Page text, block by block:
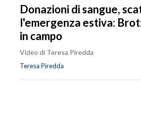
Donazioni di sangue,
l'emergenza estiva:
in campo
Video di Teresa Piredda
Teresa Piredda